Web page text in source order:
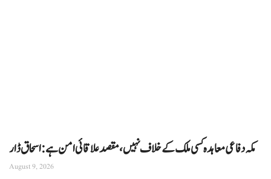
مکہ دفاعی معاہدہ کسی ملک کے خلاف نہیں، مقصد علاقائی امن ہے: اسحاق ڈار
August 9, 2026